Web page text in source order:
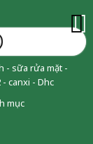
- sữa rửa mặt -
canxi - Dhc
mục